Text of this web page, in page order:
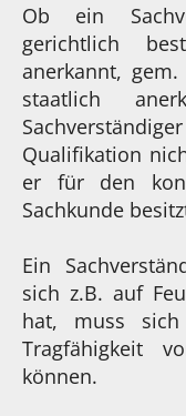
Ob ein
gerichtlich
anerkannt,
staatlich
Qualifikation
er für den
Sachkunde
Ein
sich z.B. auf
hat, muss sich
Tragfähigkeit
können.